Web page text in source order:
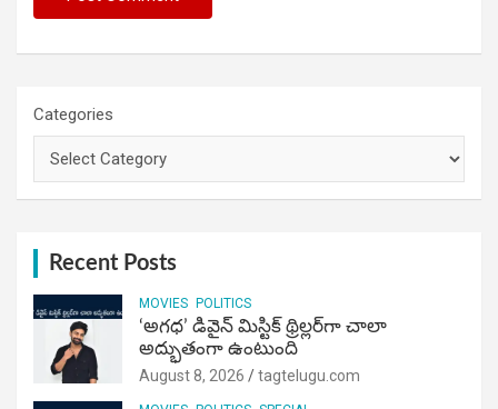
Categories
Recent Posts
MOVIES POLITICS
‘అగధ’ డివైన్ మిస్టిక్ థ్రిల్లర్‌గా చాలా
అద్భుతంగా ఉంటుంది
August 8, 2026 tagtelugu.com